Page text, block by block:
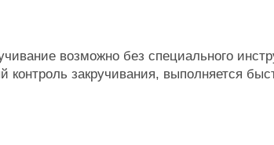
возможно без специального
закручивания, выполняется